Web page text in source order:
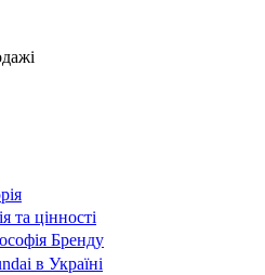
та цінності
Бренду
в Україні